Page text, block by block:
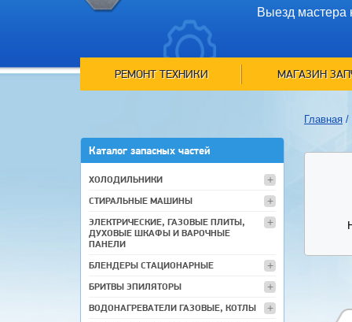
Выезд мастера
РЕМОНТ ТЕХНИКИ МАГАЗИН
Каталог запасных частей
ХОЛОДИЛЬНИКИ
СТИРАЛЬНЫЕ МАШИНЫ
ЭЛЕКТРИЧЕСКИЕ, ГАЗОВЫЕ ПЛИТЫ,
ДУХОВЫЕ ШКАФЫ И ВАРОЧНЫЕ
ПАНЕЛИ
БЛЕНДЕРЫ СТАЦИОНАРНЫЕ
БРИТВЫ ЭПИЛЯТОРЫ
ВОДОНАГРЕВАТЕЛИ ГАЗОВЫЕ, КОТЛЫ
Главная /